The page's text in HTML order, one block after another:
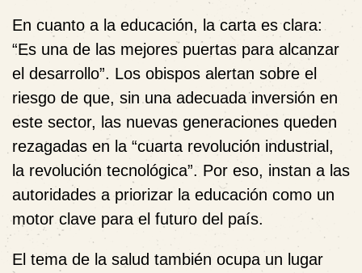
En cuanto a la educación, la carta es clara:
“Es una de las mejores puertas para alcanzar
el desarrollo”. Los obispos alertan sobre el
riesgo de que, sin una adecuada inversión en
este sector, las nuevas generaciones queden
rezagadas en la “cuarta revolución industrial,
la revolución tecnológica”. Por eso, instan a las
autoridades a priorizar la educación como un
motor clave para el futuro del país.
El tema de la salud también ocupa un lugar